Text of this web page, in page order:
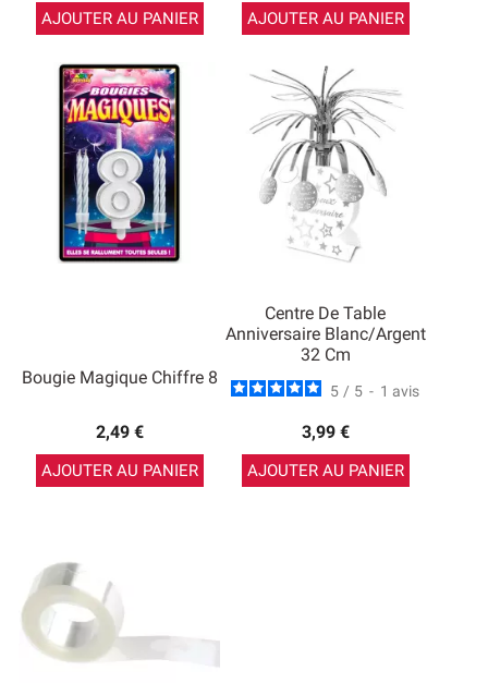
AJOUTER AU PANIER AJOUTER AU PANIER
Bougie Magique Chiffre 8
2,49 €
AJOUTER AU PANIER
Centre De Table
Anniversaire Blanc/Argent
32 Cm
5 / 5 - 1 avis
3,99 €
AJOUTER AU PANIER